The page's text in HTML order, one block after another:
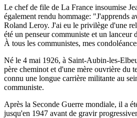
Le chef de file de La France insoumise
également rendu hommage: "J'apprends
Roland Leroy. J'ai eu le privilège d'une
été un penseur communiste et un lanceur
À tous les communistes, mes
Né le 4 mai 1926, à Saint-Aubin-les-
père cheminot et d'une mère ouvrière du
connu une longue carrière militante au
communiste.
Après la Seconde Guerre mondiale, il a
jusqu'en 1947 avant de gravir